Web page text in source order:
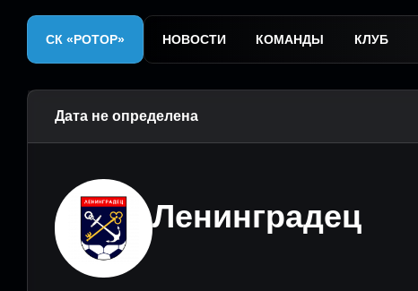
СК «РОТОР» НОВОСТИ КОМАНДЫ КЛУБ
Дата не определена
Ленинградец